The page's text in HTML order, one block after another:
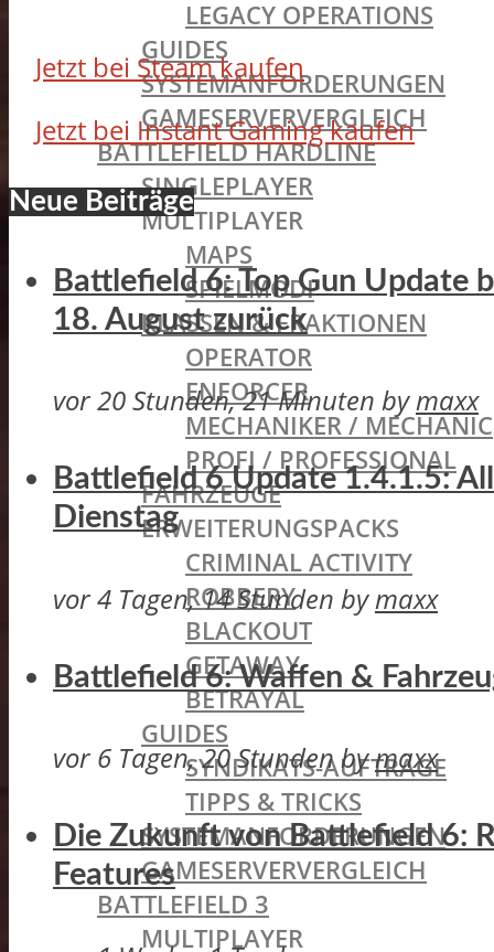
LEGACY OPERATIONS
GUIDES
SYSTEMANFORDERUNGEN
GAMESERVERVERGLEICH
BATTLEFIELD HARDLINE
SINGLEPLAYER
MULTIPLAYER
MAPS
SPIELMODI
KLASSEN & FRAKTIONEN
OPERATOR
ENFORCER
MECHANIKER / MECHANIC
PROFI / PROFESSIONAL
FAHRZEUGE
ERWEITERUNGSPACKS
CRIMINAL ACTIVITY
ROBBERY
BLACKOUT
GETAWAY
BETRAYAL
GUIDES
SYNDIKATS-AUFTRÄGE
TIPPS & TRICKS
SYSTEMANFORDERUNGEN
GAMESERVERVERGLEICH
BATTLEFIELD 3
MULTIPLAYER
Jetzt bei Steam kaufen
Jetzt bei Instant Gaming kaufen
Neue Beiträge
Battlefield 6: Top Gun Update
18. August zurück
vor 20 Stunden, 21 Minuten bymaxx
Battlefield 6 Update 1.4.1.5:
Dienstag
vor 4 Tagen, 14 Stunden bymaxx
Battlefield 6: Waffen &
vor 6 Tagen, 20 Stundenbymaxx
Die Zukunft von Battlefield 6:
Features